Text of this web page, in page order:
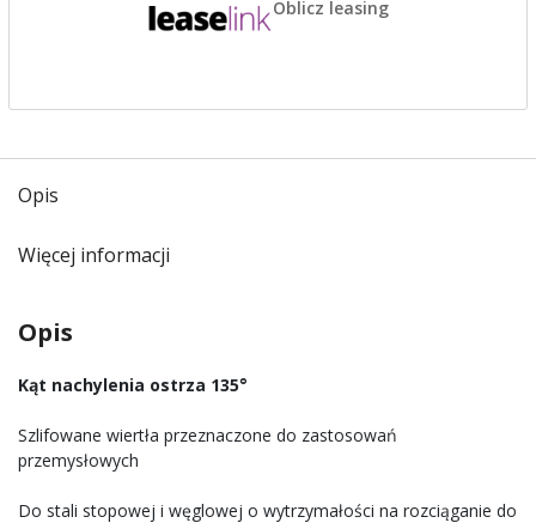
Oblicz leasing
Opis
Więcej informacji
Opis
Kąt nachylenia ostrza 135°
Szlifowane wiertła przeznaczone do zastosowań
przemysłowych
Do stali stopowej i węglowej o wytrzymałości na rozciąganie do